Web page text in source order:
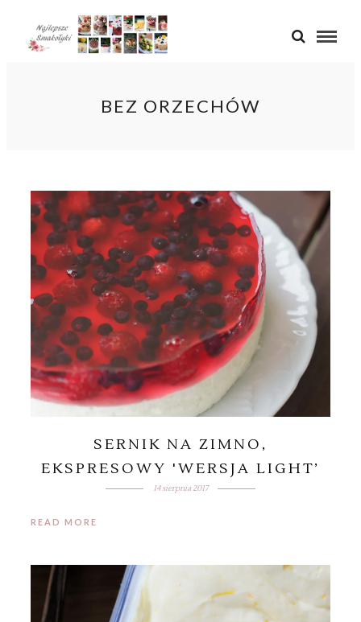
BEZ ORZECHÓW
SERNIK NA ZIMNO,
EKSPRESOWY 'WERSJA LIGHT’
14 sierpnia 2017
READ MORE